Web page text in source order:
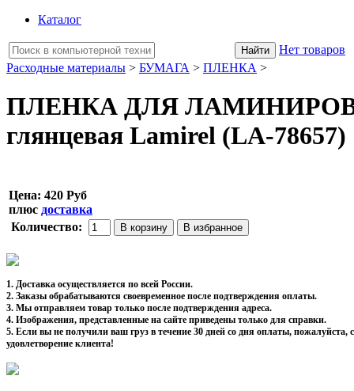
Каталог
Нет товаров
Расходные материалы > БУМАГА > ПЛЕНКА >
ПЛЕНКА ДЛЯ
глянцевая Lamirel (LA-78657)
Цена: 420 Руб
плюс доставка
Количество:
1. Доставка осуществляется по всей России.
2. Заказы обрабатываются своевременное после подтверждения оплаты.
3. Мы отправляем товар только после подтверждения адреса.
4. Изображения, представленные на сайте приведены только для справки.
5. Если вы не получили ваш груз в течение 30 дней со дня оплаты,
удовлетворение клиента!